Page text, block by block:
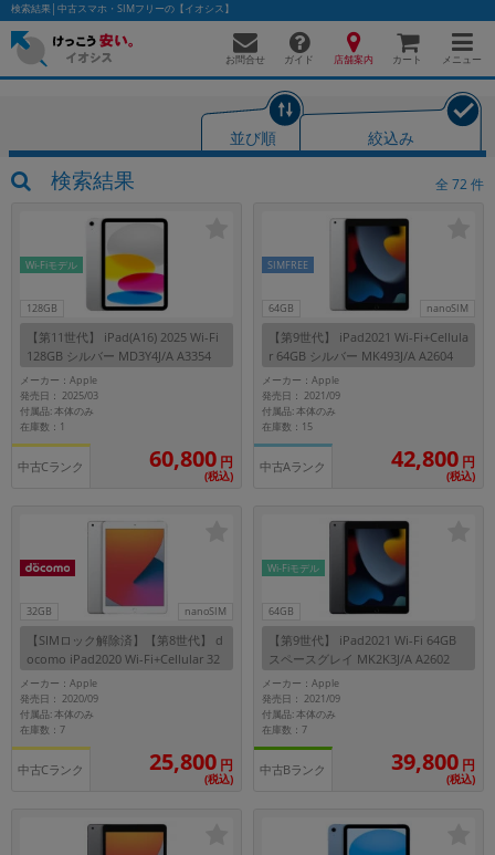
検索結果│中古スマホ・SIMフリーの【イオシス】
お問合せ ガイド 店舗案内 カート メニュー
並び順 絞込み
検索結果 全72 件
128GB
Wi-Fiモデル
【第11世代】 iPad(A16) 2025 Wi-Fi
128GB シルバー MD3Y4J/A A3354
メーカー：Apple
発売日： 2025/03
付属品: 本体のみ
在庫数：1
中古Cランク 60,800 円
(税込)
64GB nanoSIM
SIMFREE
【第9世代】 iPad2021 Wi-Fi+Cellula
r 64GB シルバー MK493J/A A2604
【au版SIMフリー】
メーカー：Apple
発売日： 2021/09
付属品: 本体のみ
在庫数：15
中古Aランク 42,800 円
(税込)
32GB nanoSIM
【SIMロック解除済】【第8世代】 d
ocomo iPad2020 Wi-Fi+Cellular 32
GB シルバー MYMJ2J/A A2429
メーカー：Apple
発売日： 2020/09
付属品: 本体のみ
在庫数：7
中古Cランク 25,800 円
(税込)
64GB
Wi-Fiモデル
【第9世代】 iPad2021 Wi-Fi 64GB
スペースグレイ MK2K3J/A A2602
メーカー：Apple
発売日： 2021/09
付属品: 本体のみ
在庫数：7
中古Bランク 39,800 円
(税込)
かんたんパソコン検索に切り替える
フリーワード
除外ワード
人気の検索ワード：Let's note EliteBook MacBook
カテゴリー
商品ジャンルの絞り込み
「スマートフォン」「タブレット」など
シリーズ
商品シリーズ名・ブランド名の絞り込み。
製造、販売メーカーの絞り込み
「Apple」「SONY」「SHARP」など
機能・特徴
商品の搭載機能による絞り込み
「5G対応」「防水」「ワンセグ」など
ドライブ
ドライブの絞り込み
ランク